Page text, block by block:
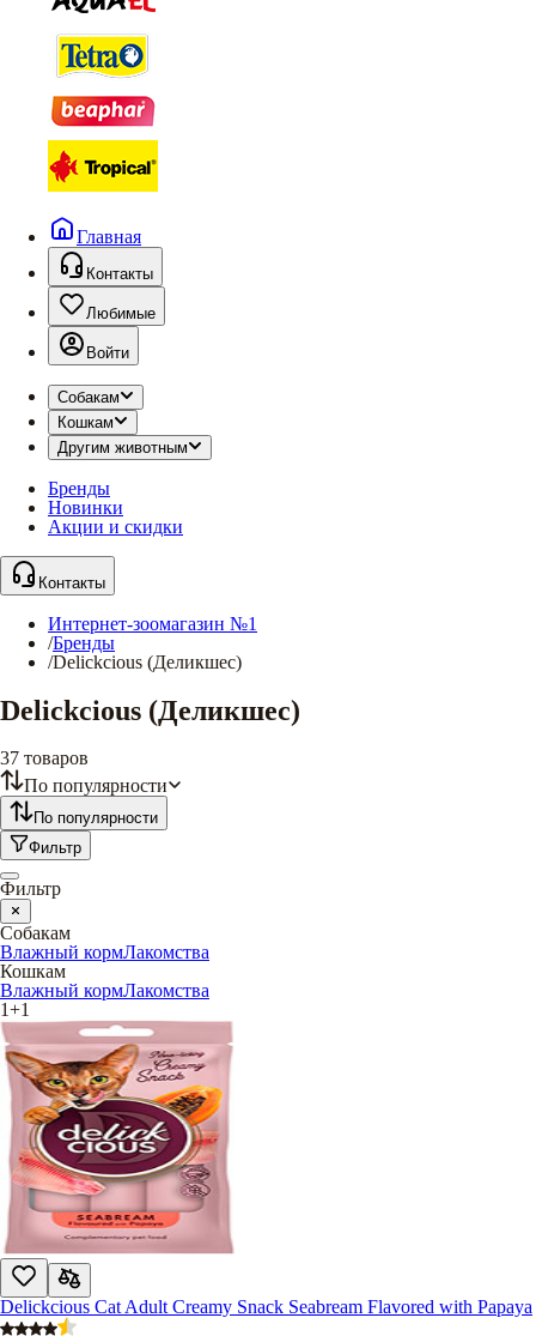
Главная
Контакты
Любимые
Войти
Собакам
Кошкам
Другим животным
Бренды
Новинки
Акции и скидки
Контакты
Интернет-зоомагазин №1
/Бренды
/Delickcious (Деликшес)
Delickcious (Деликшес)
37 товаров
По популярности
По популярности
Фильтр
Фильтр
Собакам
Влажный кормЛакомства
Кошкам
Влажный кормЛакомства
1+1
Delickcious Cat Adult Creamy Snack Seabream Flavored with Papaya